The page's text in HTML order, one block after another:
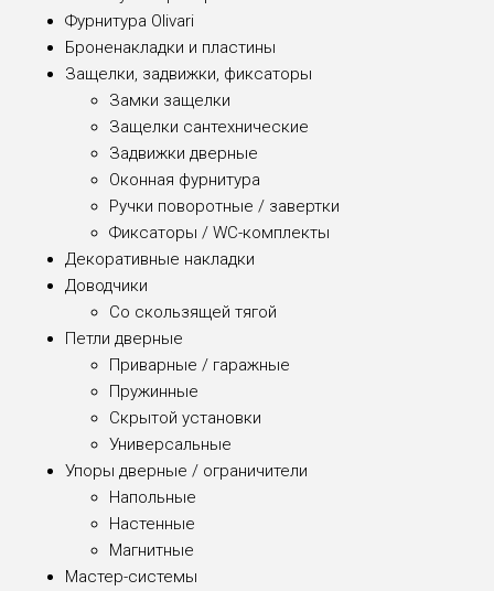
Фурнитура Olivari
Броненакладки и пластины
Защелки, задвижки, фиксаторы
Замки защелки
Защелки сантехнические
Задвижки дверные
Оконная фурнитура
Ручки поворотные / завертки
Фиксаторы / WC-комплекты
Декоративные накладки
Доводчики
Со скользящей тягой
Петли дверные
Приварные / гаражные
Пружинные
Скрытой установки
Универсальные
Упоры дверные / ограничители
Напольные
Настенные
Магнитные
Мастер-системы